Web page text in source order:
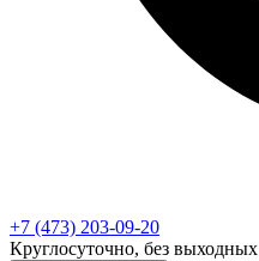
+7 (473) 203-09-20
Круглосуточно, без выходных